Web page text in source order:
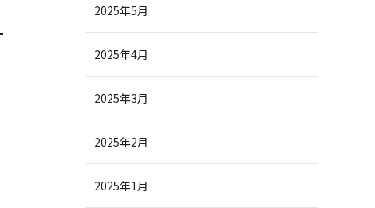
2025年5月
2025年4月
2025年3月
2025年2月
2025年1月